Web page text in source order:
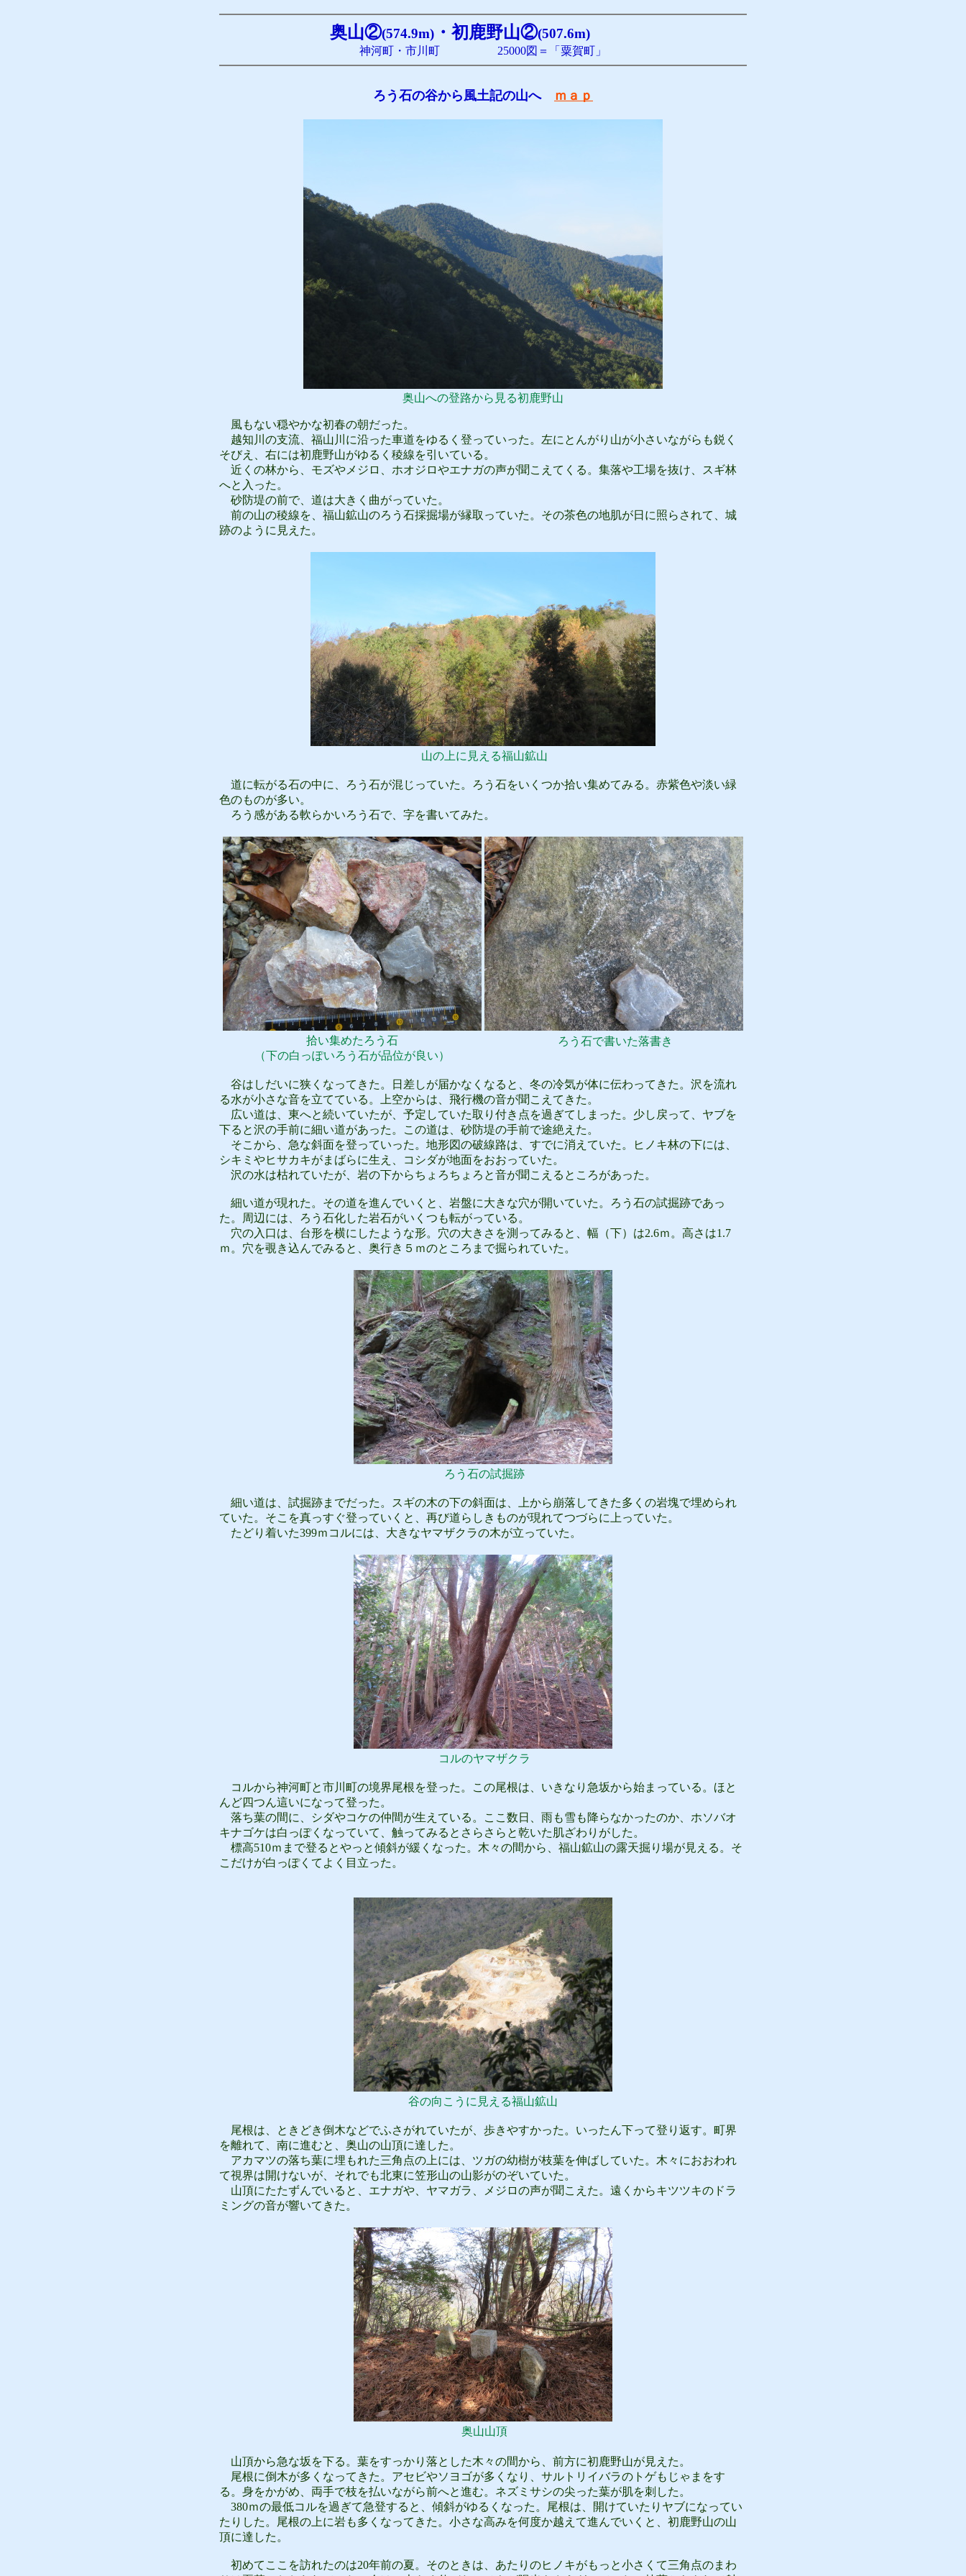
奥山②(574.9m) ・初鹿野山②(507.6m)
神河町・市川町 25000図＝「粟賀町」
ろう石の谷から風土記の山へ ｍａｐ
奥山への登路から見る初鹿野山
風もない穏やかな初春の朝だった。
越知川の支流、福山川に沿った車道をゆるく登っていった。左にとんがり山が小さいながらも鋭く
そびえ、右には初鹿野山がゆるく稜線を引いている。
近くの林から、モズやメジロ、ホオジロやエナガの声が聞こえてくる。集落や工場を抜け、スギ林
へと入った。
砂防堤の前で、道は大きく曲がっていた。
前の山の稜線を、福山鉱山のろう石採掘場が縁取っていた。その茶色の地肌が日に照らされて、城
跡のように見えた。
山の上に見える福山鉱山
道に転がる石の中に、ろう石が混じっていた。ろう石をいくつか拾い集めてみる。赤紫色や淡い緑
色のものが多い。
ろう感がある軟らかいろう石で、字を書いてみた。
拾い集めたろう石
（下の白っぽいろう石が品位が良い）
ろう石で書いた落書き
谷はしだいに狭くなってきた。日差しが届かなくなると、冬の冷気が体に伝わってきた。沢を流れ
る水が小さな音を立てている。上空からは、飛行機の音が聞こえてきた。
広い道は、東へと続いていたが、予定していた取り付き点を過ぎてしまった。少し戻って、ヤブを
下ると沢の手前に細い道があった。この道は、砂防堤の手前で途絶えた。
そこから、急な斜面を登っていった。地形図の破線路は、すでに消えていた。ヒノキ林の下には、
シキミやヒサカキがまばらに生え、コシダが地面をおおっていた。
沢の水は枯れていたが、岩の下からちょろちょろと音が聞こえるところがあった。
細い道が現れた。その道を進んでいくと、岩盤に大きな穴が開いていた。ろう石の試掘跡であっ
た。周辺には、ろう石化した岩石がいくつも転がっている。
穴の入口は、台形を横にしたような形。穴の大きさを測ってみると、幅（下）は2.6ｍ。高さは1.7
ｍ。穴を覗き込んでみると、奥行き５ｍのところまで掘られていた。
ろう石の試掘跡
細い道は、試掘跡までだった。スギの木の下の斜面は、上から崩落してきた多くの岩塊で埋められ
ていた。そこを真っすぐ登っていくと、再び道らしきものが現れてつづらに上っていた。
たどり着いた399ｍコルには、大きなヤマザクラの木が立っていた。
コルのヤマザクラ
コルから神河町と市川町の境界尾根を登った。この尾根は、いきなり急坂から始まっている。ほと
んど四つん這いになって登った。
落ち葉の間に、シダやコケの仲間が生えている。ここ数日、雨も雪も降らなかったのか、ホソバオ
キナゴケは白っぽくなっていて、触ってみるとさらさらと乾いた肌ざわりがした。
標高510ｍまで登るとやっと傾斜が緩くなった。木々の間から、福山鉱山の露天掘り場が見える。そ
こだけが白っぽくてよく目立った。
谷の向こうに見える福山鉱山
尾根は、ときどき倒木などでふさがれていたが、歩きやすかった。いったん下って登り返す。町界
を離れて、南に進むと、奥山の山頂に達した。
アカマツの落ち葉に埋もれた三角点の上には、ツガの幼樹が枝葉を伸ばしていた。木々におおわれ
て視界は開けないが、それでも北東に笠形山の山影がのぞいていた。
山頂にたたずんでいると、エナガや、ヤマガラ、メジロの声が聞こえた。遠くからキツツキのドラ
ミングの音が響いてきた。
奥山山頂
山頂から急な坂を下る。葉をすっかり落とした木々の間から、前方に初鹿野山が見えた。
尾根に倒木が多くなってきた。アセビやソヨゴが多くなり、サルトリイバラのトゲもじゃまをす
る。身をかがめ、両手で枝を払いながら前へと進む。ネズミサシの尖った葉が肌を刺した。
380ｍの最低コルを過ぎて急登すると、傾斜がゆるくなった。尾根は、開けていたりヤブになってい
たりした。尾根の上に岩も多くなってきた。小さな高みを何度か越えて進んでいくと、初鹿野山の山
頂に達した。
初めてここを訪れたのは20年前の夏。そのときは、あたりのヒノキがもっと小さくて三角点のまわ